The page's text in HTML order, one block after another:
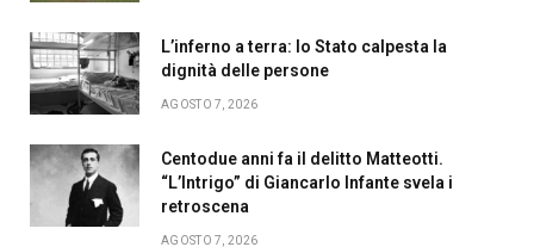
L’inferno a terra: lo Stato calpesta la
dignità delle persone
AGOSTO 7, 2026
Centodue anni fa il delitto Matteotti.
“L’Intrigo” di Giancarlo Infante svela i
retroscena
AGOSTO 7, 2026